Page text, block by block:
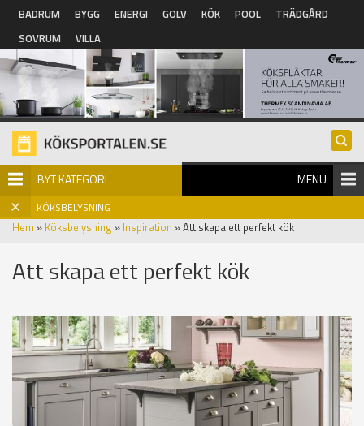
Hoppa till huvudinnehåll
BADRUM BYGG ENERGI GOLV KÖK POOL
TRÄDGÅRD
SOVRUM
VILLA
BYT KATEGORI MENU
KÖKSBELYSNING
Hem » Köksbelysning » Inspiration » Att skapa ett perfekt kök
Att skapa ett perfekt kök